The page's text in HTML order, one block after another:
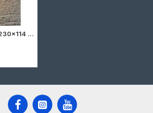
Ildfast sten: 25x230x114 mm.